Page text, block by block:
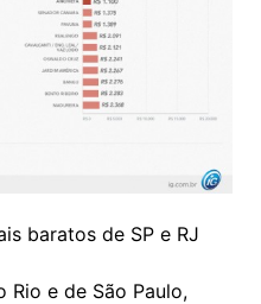
baratos de SP e RJ
Rio e de São Paulo,